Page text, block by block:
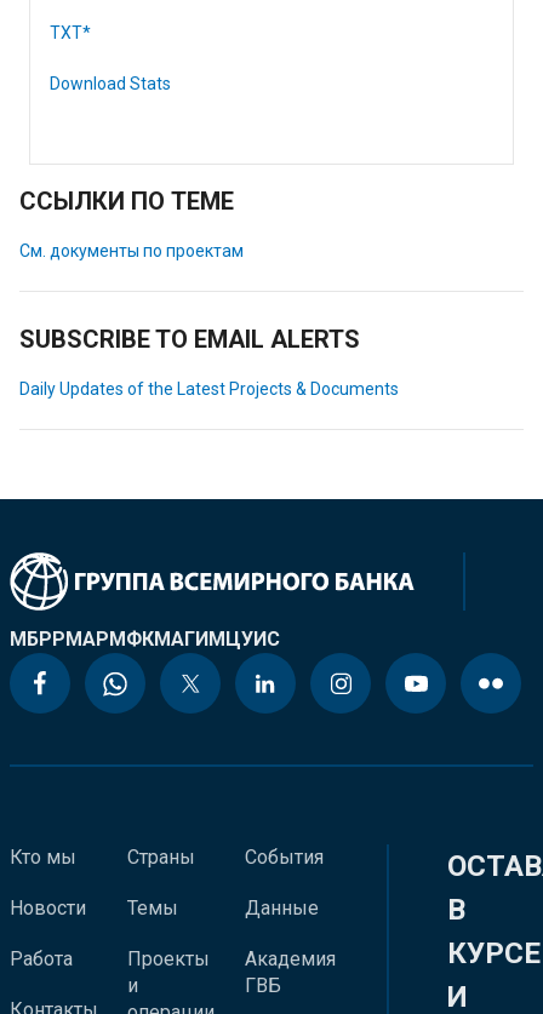
TXT*
Download Stats
ССЫЛКИ ПО ТЕМЕ
См. документы по проектам
SUBSCRIBE TO EMAIL ALERTS
Daily Updates of the Latest Projects & Documents
МБРРМАРМФКМАГИМЦУИС
Кто мы
Новости
Работа
Страны
Темы
Проекты
и
События
Данные
Академия
ГВБ
В
КУРСЕ
И